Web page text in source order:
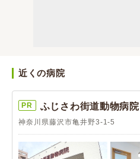
近くの病院
PR ふじさわ街道動物病院
神奈川県藤沢市亀井野3-1-5